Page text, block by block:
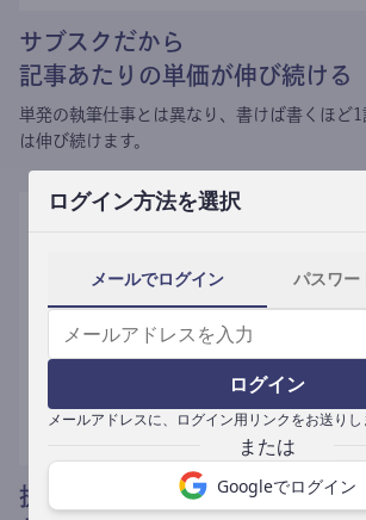
ログイン方法を選択
メールでログイン パスワー
ログイン
メールアドレスに、ログイン用リンクをお送りし
Googleでログイン
サブスクだから
記事あたりの単価が伸び続ける
単発の執筆仕事とは異なり、 書けば書くほど
は伸び続けます。
提携媒体による記事買い取りで